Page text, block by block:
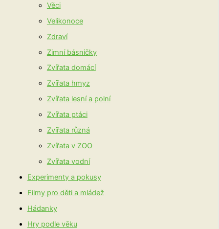
Věci
Velikonoce
Zdraví
Zimní básničky
Zvířata domácí
Zvířata hmyz
Zvířata lesní a polní
Zvířata ptáci
Zvířata různá
Zvířata v ZOO
Zvířata vodní
Experimenty a pokusy
Filmy pro děti a mládež
Hádanky
Hry podle věku